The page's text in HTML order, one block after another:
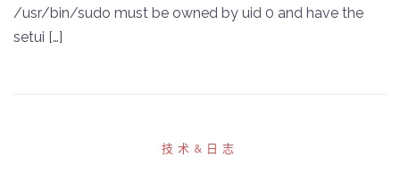
/usr/bin/sudo must be owned by uid 0 and have the
setui […]
技术&日志